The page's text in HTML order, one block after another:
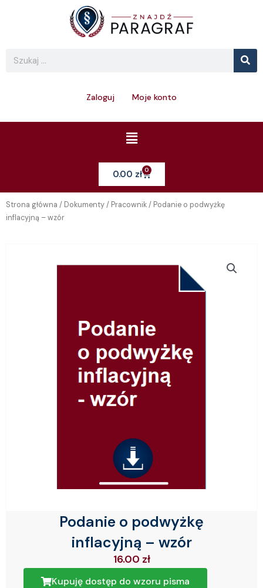
Search
Zaloguj Moje konto
Menu
0.00 zł 0Cart
Strona główna / Dokumenty/ Pracownik/ Podanie o podwyżkę
inflacyjną – wzór
Podanie o podwyżkę
inflacyjną – wzór
16.00 zł
Kupuję dostęp do wzoru pisma